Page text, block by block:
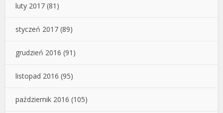
luty 2017 (81)
styczeń 2017 (89)
grudzień 2016 (91)
listopad 2016 (95)
październik 2016 (105)